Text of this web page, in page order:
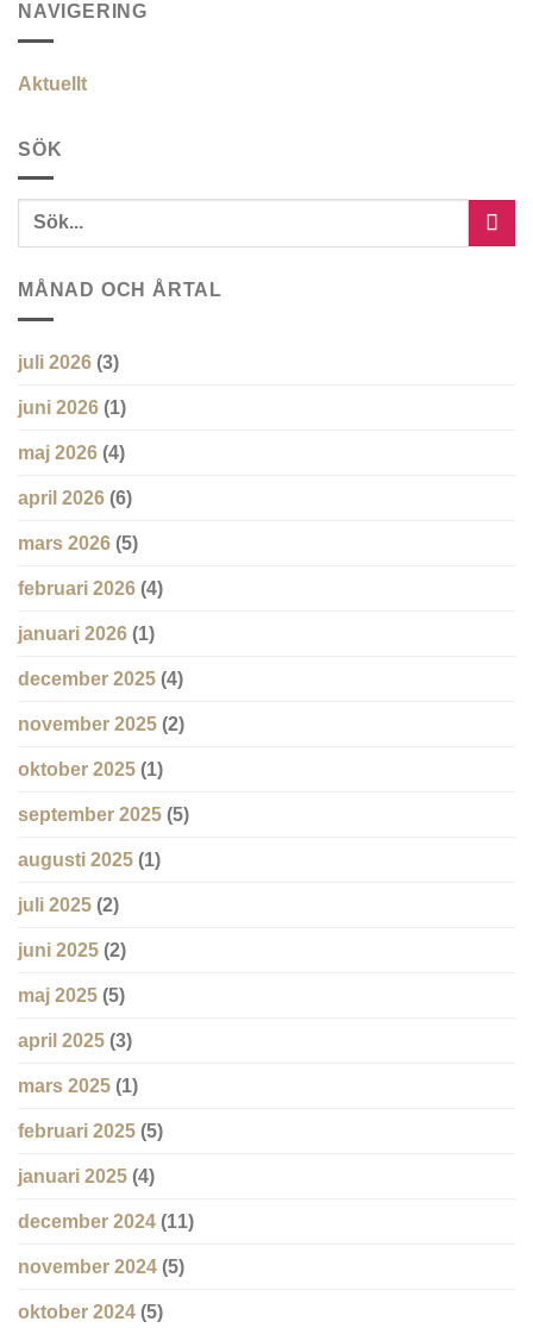
NAVIGERING
Aktuellt
SÖK
MÅNAD OCH ÅRTAL
juli 2026 (3)
juni 2026 (1)
maj 2026 (4)
april 2026 (6)
mars 2026 (5)
februari 2026 (4)
januari 2026 (1)
december 2025 (4)
november 2025 (2)
oktober 2025 (1)
september 2025 (5)
augusti 2025 (1)
juli 2025 (2)
juni 2025 (2)
maj 2025 (5)
april 2025 (3)
mars 2025 (1)
februari 2025 (5)
januari 2025 (4)
december 2024 (11)
november 2024 (5)
oktober 2024 (5)